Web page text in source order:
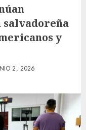
salvadoreña
y
2, 2026